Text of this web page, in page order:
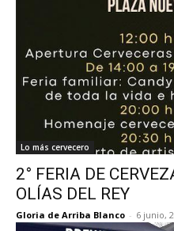
Lo más cervecero
2° FERIA DE
OLÍAS DEL REY
Gloria de Arriba Blanco - 6 junio,